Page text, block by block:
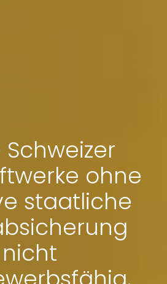
Schweizer
ohne
staatliche
nicht